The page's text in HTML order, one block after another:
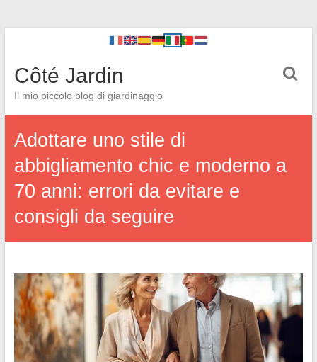
Côté Jardin
Il mio piccolo blog di giardinaggio
Adottare uno stile di
abbigliamento chic e moderno a
70 anni: errori da evitare e
consigli da seguire